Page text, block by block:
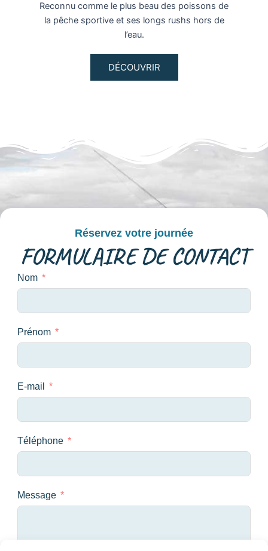
Reconnu comme le plus beau des poissons de
la pêche sportive et ses longs rushs hors de
l’eau.
DÉCOUVRIR
Réservez votre journée
FORMULAIRE DE CONTACT
Nom
Prénom
E-mail
Téléphone
Message